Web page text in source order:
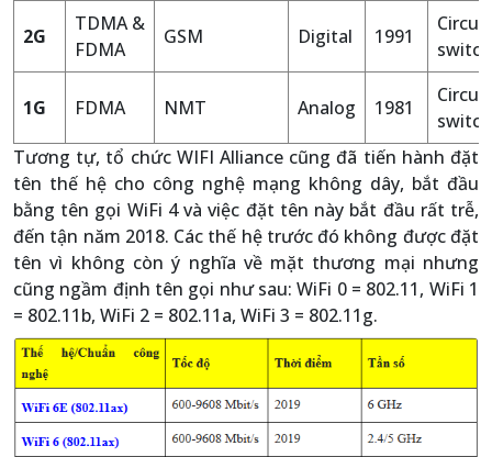
2G
TDMA &
FDMA
GSM Digital 1991
Circuit
1G FDMA NMT Analog 1981
Circuit
Tương tự, tổ chức WIFI Alliance cũng đã tiến hành đặt
tên thế hệ cho công nghệ mạng không dây, bắt đầu
bằng tên gọi WiFi 4 và việc đặt tên này bắt đầu rất trễ,
đến tận năm 2018. Các thế hệ trước đó không được đặt
tên vì không còn ý nghĩa về mặt thương mại nhưng
cũng ngầm định tên gọi như sau: WiFi 0 = 802.11, WiFi 1
= 802.11b, WiFi 2 = 802.11a, WiFi 3 = 802.11g.